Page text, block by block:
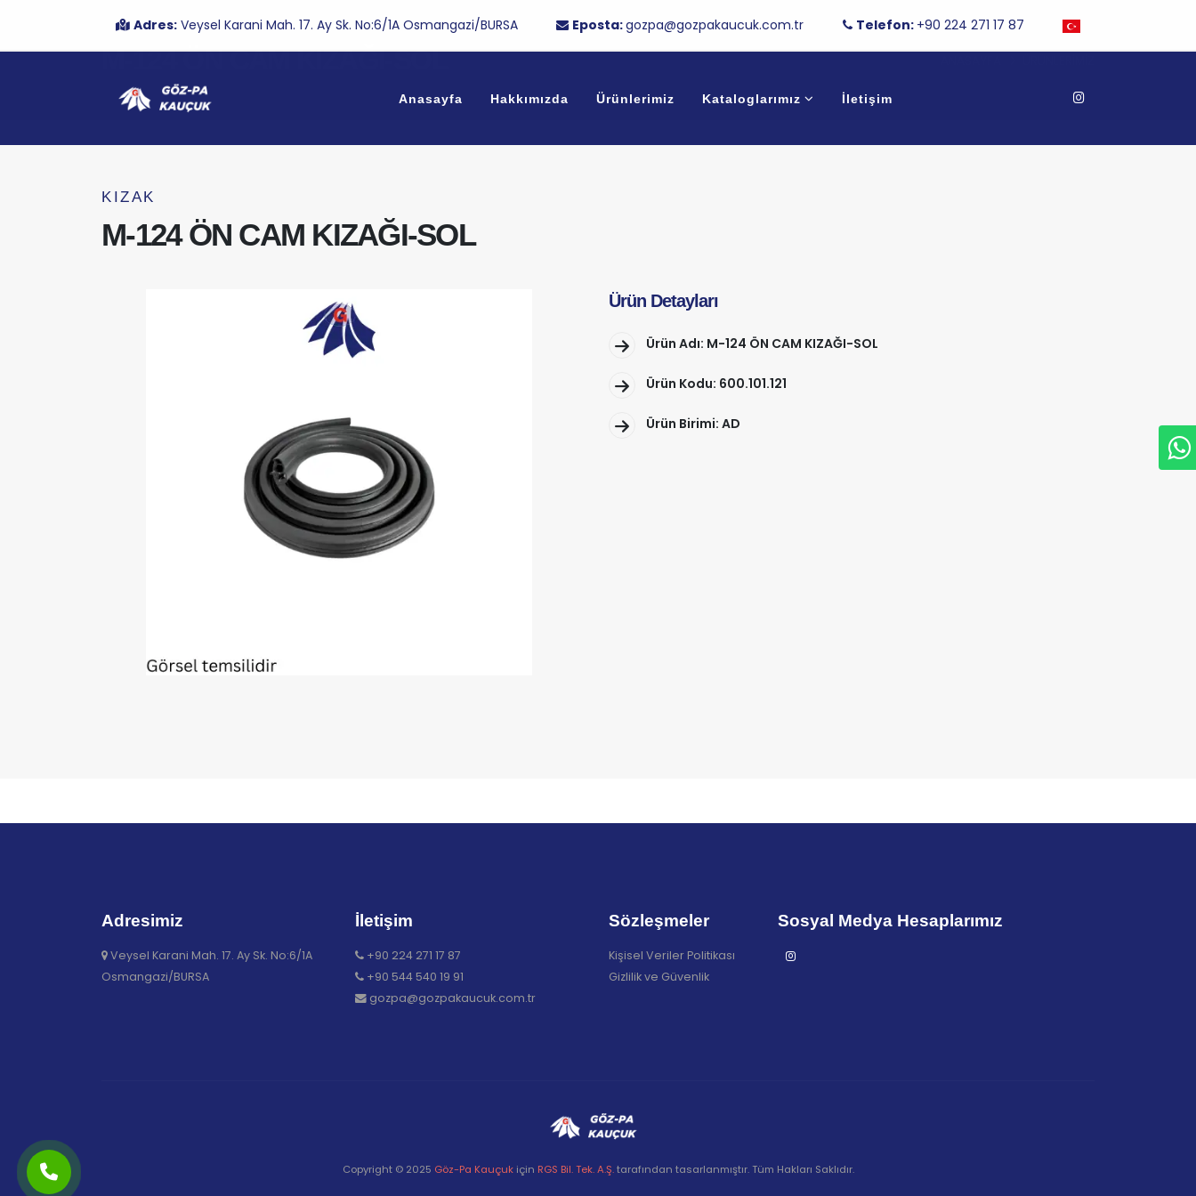
Adres: Veysel Karani Mah. 17. Ay Sk. No:6/1A Osmangazi/BURSA Eposta:gozpa@gozpakaucuk.com.tr Telefon: +90 224 271 17 87
Anasayfa Hakkımızda Ürünlerimiz Kataloglarımız İletişim
M-124 ÖN CAM KIZAĞI-SOL
KIZAK
M-124 ÖN CAM KIZAĞI-SOL
Ürün Detayları
Ürün Adı: M-124 ÖN CAM KIZAĞI-SOL
Ürün Kodu: 600.101.121
Ürün Birimi: AD
Adresimiz
Veysel Karani Mah. 17. Ay Sk. No:6/1A
Osmangazi/BURSA
İletişim
+90 224 271 17 87
+90 544 540 19 91
gozpa@gozpakaucuk.com.tr
Sözleşmeler
Kişisel Veriler Politikası
Gizlilik ve Güvenlik
Sosyal Medya Hesaplarımız
Copyright © 2025 Göz-Pa Kauçukiçin RGS Bil. Tek. A.Ş.tarafından tasarlanmıştır. Tüm Hakları Saklıdır.